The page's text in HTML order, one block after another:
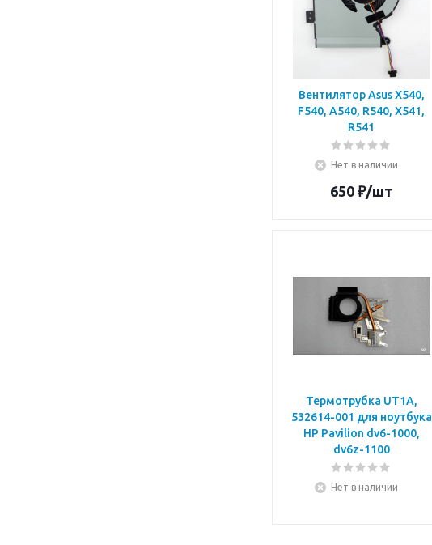
Вентилятор Asus X540,
F540, A540, R540, X541,
R541
Нет в наличии
650₽/шт
Термотрубка UT1A,
532614-001 для ноутбука
HP Pavilion dv6-1000,
dv6z-1100
Нет в наличии